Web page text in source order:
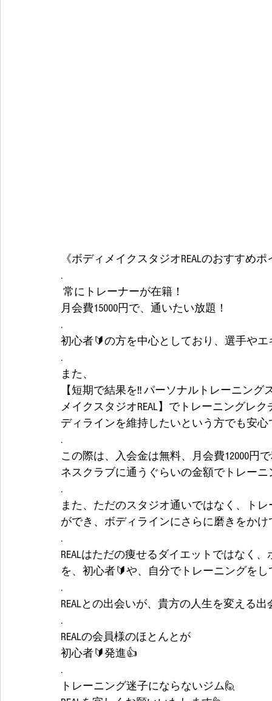
《ボディメイクスタジオREALのおすすめ
.
常にトレーナーが在籍！
月会費15000円で、通いたい放題！
.
初心者🔰の方を中心としており、選手や
.
また、
【短期で結果を‼️ パーソナルトレーニン
メイクスタジオREAL】でトレーニングレ
ディラインを維持したいという方でも安心
.
この際は、入会金は無料、月会費12000円
ネスクラブに通うぐらいの金額でトレー
.
また、ただのスタジオ通いではなく、ト
ができ、ボディラインにさらに磨きをか
.
REALはただの痩せるダイエットではなく
を、初心者🔰や、自分でトレーニングを
.
REALとの出会いが、貴方の人生を変える
.
REALの会員様のほとんとが
初心者🔰発進👍
.
トレーニング迷子にならないジム🙋